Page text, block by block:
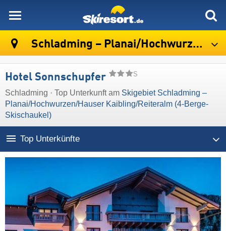
Schladming – Planai/​Hochwurzen/​Hauser Kaibling/​Reiteralm (4-Berge-Skischaukel)
Hotel Sonnschupfer S
Schladming · Top Unterkunft am Skigebiet Schladming –
Planai/​Hochwurzen/​Hauser Kaibling/​Reiteralm (4-Berge-
Skischaukel)
Top Unterkünfte